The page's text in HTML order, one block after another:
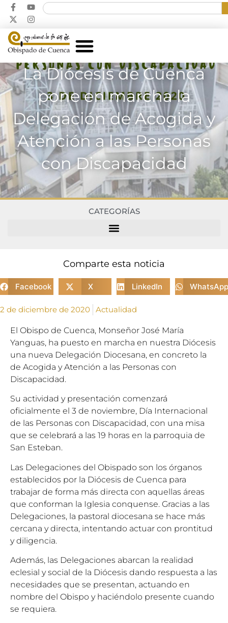
La Diócesis de Cuenca
pone en marcha la
Delegación de Acogida y
Atención a las Personas
con Discapacidad
CATEGORÍAS
Comparte esta noticia
Facebook X LinkedIn WhatsApp
2 de diciembre de 2020 Actualidad
El Obispo de Cuenca, Monseñor José María
Yanguas, ha puesto en marcha en nuestra Diócesis
una nueva Delegación Diocesana, en concreto la
de Acogida y Atención a las Personas con
Discapacidad.
Su actividad y presentación comenzará
oficialmente el 3 de noviembre, Día Internacional
de las Personas con Discapacidad, con una misa
que se celebrará a las 19 horas en la parroquia de
San Esteban.
Las Delegaciones del Obispado son los órganos
establecidos por la Diócesis de Cuenca para
trabajar de forma más directa con aquellas áreas
que conforman la Iglesia conquense. Gracias a las
Delegaciones, la pastoral diocesana se hace más
cercana y directa, intentando actuar con prontitud
y diligencia.
Además, las Delegaciones abarcan la realidad
eclesial y social de la Diócesis dando respuesta a las
necesidades que se presentan, actuando en
nombre del Obispo y haciéndolo presente cuando
se requiera.